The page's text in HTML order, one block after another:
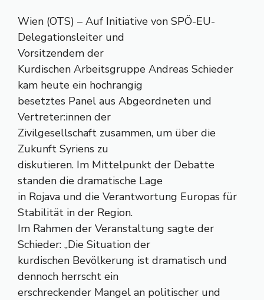
Wien (OTS) – Auf Initiative von SPÖ-EU-
Delegationsleiter und
Vorsitzendem der
Kurdischen Arbeitsgruppe Andreas Schieder
kam heute ein hochrangig
besetztes Panel aus Abgeordneten und
Vertreter:innen der
Zivilgesellschaft zusammen, um über die
Zukunft Syriens zu
diskutieren. Im Mittelpunkt der Debatte
standen die dramatische Lage
in Rojava und die Verantwortung Europas für
Stabilität in der Region.
Im Rahmen der Veranstaltung sagte der
Schieder: „Die Situation der
kurdischen Bevölkerung ist dramatisch und
dennoch herrscht ein
erschreckender Mangel an politischer und